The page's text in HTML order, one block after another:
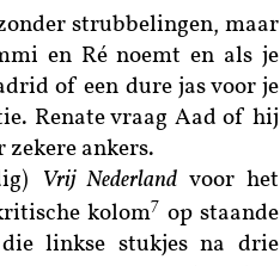
strubbelingen, maar
en Ré noemt en als je
of een dure jas voor je
Renate vraag Aad of hij
zekere ankers.
Vrij Nederland voor het
kolom7 op staande
linkse stukjes na drie